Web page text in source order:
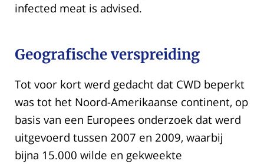
infected meat is advised.
Geografische verspreiding
Tot voor kort werd gedacht dat CWD beperkt
was tot het Noord-Amerikaanse continent, op
basis van een Europees onderzoek dat werd
uitgevoerd tussen 2007 en 2009, waarbij
bijna 15.000 wilde en gekweekte